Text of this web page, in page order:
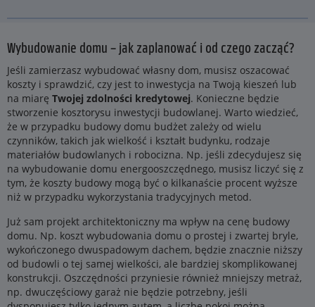
Wybudowanie domu – jak zaplanować i od czego zacząć?
Jeśli zamierzasz wybudować własny dom, musisz oszacować
koszty i sprawdzić, czy jest to inwestycja na Twoją kieszeń lub
na miarę Twojej zdolności kredytowej. Konieczne będzie
stworzenie kosztorysu inwestycji budowlanej. Warto wiedzieć,
że w przypadku budowy domu budżet zależy od wielu
czynników, takich jak wielkość i kształt budynku, rodzaje
materiałów budowlanych i robocizna. Np. jeśli zdecydujesz się
na wybudowanie domu energooszczędnego, musisz liczyć się z
tym, że koszty budowy mogą być o kilkanaście procent wyższe
niż w przypadku wykorzystania tradycyjnych metod.
Już sam projekt architektoniczny ma wpływ na cenę budowy
domu. Np. koszt wybudowania domu o prostej i zwartej bryle,
wykończonego dwuspadowym dachem, będzie znacznie niższy
od budowli o tej samej wielkości, ale bardziej skomplikowanej
konstrukcji. Oszczędności przyniesie również mniejszy metraż,
np. dwuczęściowy garaż nie będzie potrzebny, jeśli